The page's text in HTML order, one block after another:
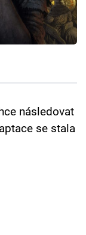
následovat
se stala